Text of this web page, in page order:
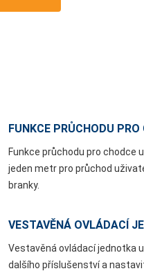
FUNKCE PRŮCHODU PRO
Funkce průchodu pro chodce
jeden metr pro průchod
branky.
VESTAVĚNÁ OVLÁDACÍ
Vestavěná ovládací jednotka
dalšího příslušenství a